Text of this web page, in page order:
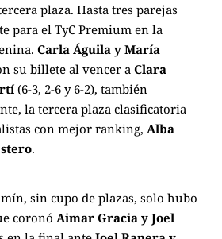
plaza. Hasta tres parejas
para el TyC Premium en la
Carla Águila y María
su billete al vencer a Clara
(6-3, 2-6 y 6-2), también
la tercera plaza clasificatoria
con mejor ranking, Alba
.
sin cupo de plazas, solo hubo
coronó Aimar Gracia y Joel